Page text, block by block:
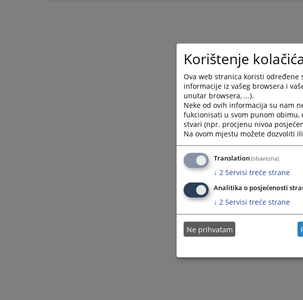
Korištenje
Ova web stranica koristi
informacije iz vašeg browsera i
unutar browsera, ...).
Neke od ovih informacija su nam
fukcionisati u svom punom obimu,
stvari (npr. procjenu nivoa
Na ovom mjestu možete dozvoliti
Translation(obavezna)
↓ 2 Servisi treće strane
Analitika o posjećenosti
↓ 2 Servisi treće strane
Ne prihvatam